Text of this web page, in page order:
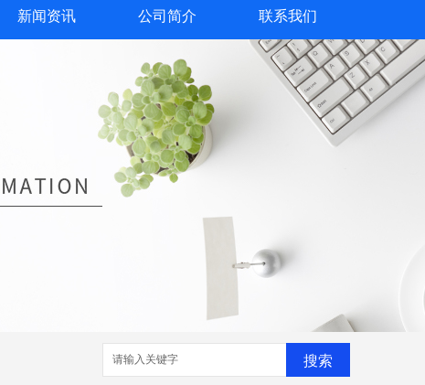
新闻资讯 公司简介 联系我们
搜索